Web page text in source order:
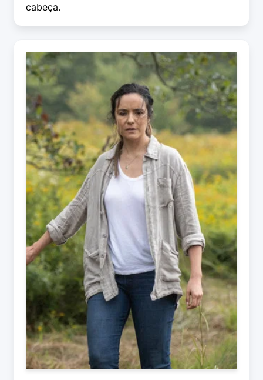
cabeça.